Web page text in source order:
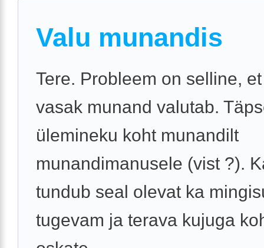
Valu munandis
Tere. Probleem on selline,
vasak munand valutab.
ülemineku koht munandilt
munandimanusele (vist ?).
tundub seal olevat ka
tugevam ja terava kujuga